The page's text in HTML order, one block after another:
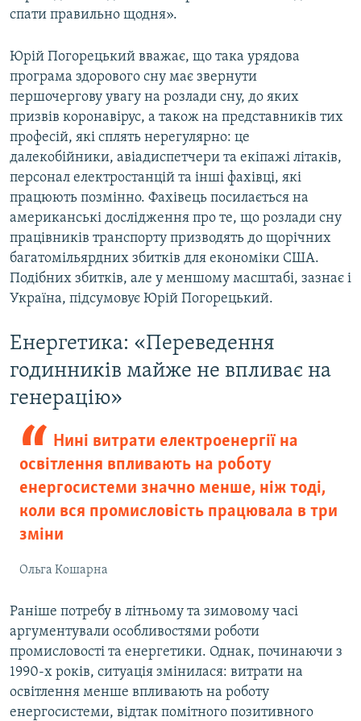
спати правильно щодня».
Юрій Погорецький вважає, що така урядова
програма здорового сну має звернути
першочергову увагу на розлади сну, до яких
призвів коронавірус, а також на представників тих
професій, які сплять нерегулярно: це
далекобійники, авіадиспетчери та екіпажі літаків,
персонал електростанцій та інші фахівці, які
працюють позмінно. Фахівець посилається на
американські дослідження про те, що розлади сну
працівників транспорту призводять до щорічних
багатомільярдних збитків для економіки США.
Подібних збитків, але у меншому масштабі, зазнає і
Україна, підсумовує Юрій Погорецький.
Енергетика: «Переведення
годинників майже не впливає на
генерацію»
Нині витрати електроенергії на
освітлення впливають на роботу
енергосистеми значно менше, ніж тоді,
коли вся промисловість працювала в три
зміни
Ольга Кошарна
Раніше потребу в літньому та зимовому часі
аргументували особливостями роботи
промисловості та енергетики. Однак, починаючи з
1990-х років, ситуація змінилася: витрати на
освітлення менше впливають на роботу
енергосистеми, відтак помітного позитивного